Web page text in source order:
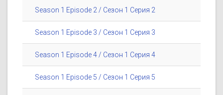
Season 1 Episode 2 / Сезон 1 Серия 2
Season 1 Episode 3 / Сезон 1 Серия 3
Season 1 Episode 4 / Сезон 1 Серия 4
Season 1 Episode 5 / Сезон 1 Серия 5